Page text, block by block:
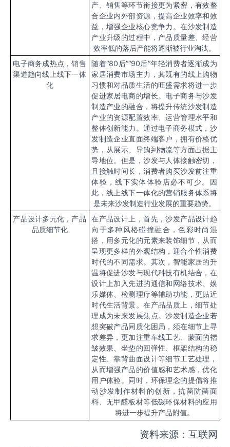
产、销售等环节衔接更为紧密，有效整
合企业内外部资源，提高企业效率和效
益，增强企业核心竞争力。在沙发制造
产业升级的过程中，产品质量差、经营
效率低的落后产能将逐渐被行业淘汰。
电子商务成热点，销售
渠道趋向线上线下一体
化
随着“80 后”“90后”年轻消费者逐渐成为
家居消费市场主力，其既有的线上购物
习惯和对品质生活的旺盛需求将进一步
促进家居电商的增长。电子商务与沙发
制造产业的融合，将提升传统沙发制造
产业的资源配置效率、运营管理水平和
整体创新能力。通过电子商务模式，沙
发制造企业直面终端客户，拥有价格优
势，从展示、导购到物流等方面占据主
导地位。但是，沙发与人体接触密切，
且接触时间长，消费者购买沙发前注重
体验，线下实体体验店必不可少。因
此，线上线下一体化的营销服务体系将
是未来沙发制造行业发展的重要趋势。
产品设计多元化，产品
品质细节化
在产品设计上，首先，沙发产品设计趋
向于多种风格碰撞融合，色彩时尚混
搭，用多元化的元素来装饰细节，从而
呈现更多样的外观结构，迎合个性消费
时代的不同需求。其次，智能家居的升
温将促进沙发与现代科技有机结合，在
设计上加入先进的通信和网络技术、娱
乐媒体、检测理疗等辅助功能，更贴近
时代生活背景。在产品品质上，细节处
理成为未来发展焦点。沙发制造企业若
想突破产品同质化困局，须在细节上寻
求差异，更加注重车线工艺、蒙面的褶
皱效果、坐垫的回弹性、框架结构的稳
定性、靠背曲面设计等细节工艺处理，
从而增强产品的价值感和艺术感，优化
用户体验。同时，环保理念的提倡将推
动沙发制作材料的创新，抗菌防菌面
料、无甲醛板材等低碳环保材料的应用
将进一步提升产品附值。
资料来源：互联网